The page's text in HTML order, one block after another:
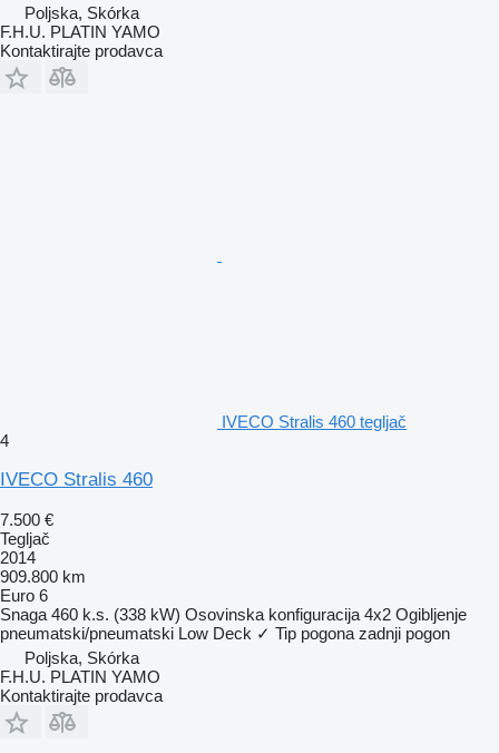
Poljska, Skórka
F.H.U. PLATIN YAMO
Kontaktirajte prodavca
IVECO Stralis 460 tegljač
4
IVECO Stralis 460
7.500 €
Tegljač
2014
909.800 km
Euro 6
Snaga 460 k.s. (338 kW) Osovinska konfiguracija 4x2 Ogibljenje
pneumatski/pneumatski Low Deck ✓ Tip pogona zadnji pogon
Poljska, Skórka
F.H.U. PLATIN YAMO
Kontaktirajte prodavca